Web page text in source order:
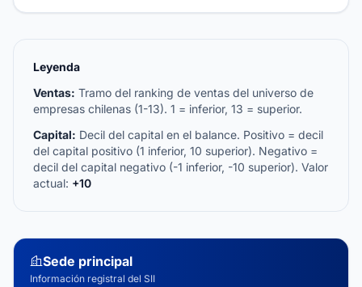
Leyenda
Ventas: Tramo del ranking de ventas del universo de
empresas chilenas (1-13). 1 = inferior, 13 = superior.
Capital: Decil del capital en el balance. Positivo = decil
del capital positivo (1 inferior, 10 superior). Negativo =
decil del capital negativo (-1 inferior, -10 superior). Valor
actual: +10
Sede principal
Información registral del SII